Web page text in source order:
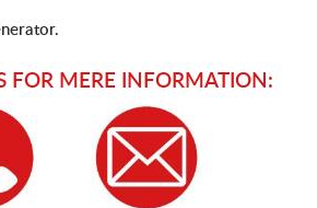
FOR MERE INFORMATION: